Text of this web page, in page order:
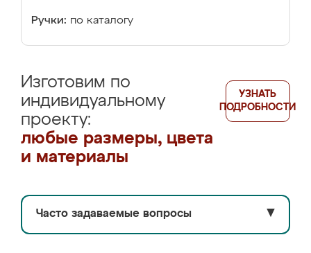
Ручки: по каталогу
Изготовим по
индивидуальному
проекту:
любые размеры, цвета
и материалы
УЗНАТЬ
ПОДРОБНОСТИ
Часто задаваемые вопросы ▼